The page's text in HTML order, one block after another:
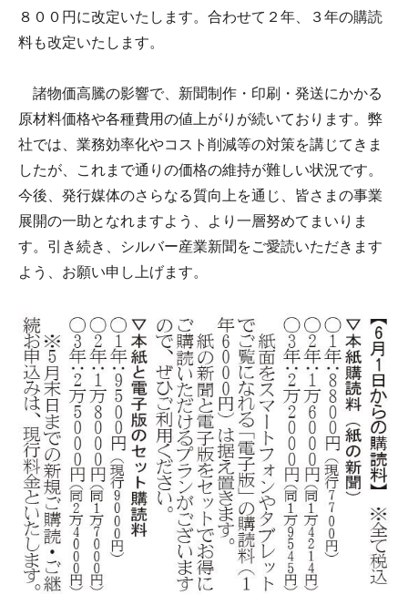
８００円に改定いたします。合わせて２年、３年の購読
料も改定いたします。
諸物価高騰の影響で、新聞制作・印刷・発送にかかる
原材料価格や各種費用の値上がりが続いております。弊
社では、業務効率化やコスト削減等の対策を講じてきま
したが、これまで通りの価格の維持が難しい状況です。
今後、発行媒体のさらなる質向上を通じ、皆さまの事業
展開の一助となれますよう、より一層努めてまいりま
す。引き続き、シルバー産業新聞をご愛読いただきます
よう、お願い申し上げます。